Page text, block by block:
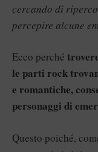
cercando di
percepire alcune
Ecco perché
le parti rock
e romantiche,
personaggi di
Questo poiché,